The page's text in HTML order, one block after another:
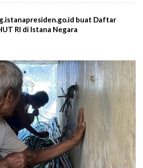
buat Daftar
RI di Istana Negara